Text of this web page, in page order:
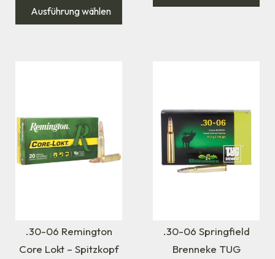
Ausführung wählen
.30-06 Remington
Core Lokt – Spitzkopf
.30-06 Springfield
Brenneke TUG